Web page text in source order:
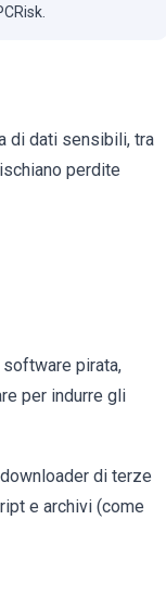
di dati sensibili, tra
perdite
pirata,
per indurre gli
di terze
e archivi (come